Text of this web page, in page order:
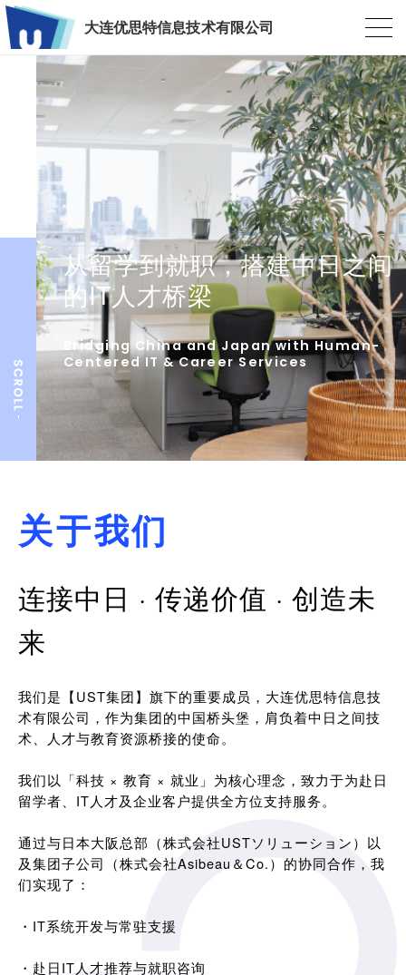
大连优思特信息技术有限公司
从留学到就职，搭建中日之间
的IT人才桥梁
Bridging China and Japan with Human-
Centered IT & Career Services
关于我们
连接中日 · 传递价值 · 创造未
来
我们是【UST集团】旗下的重要成员，大连优思特信息技
术有限公司，作为集团的中国桥头堡，肩负着中日之间技
术、人才与教育资源桥接的使命。
我们以「科技 × 教育 × 就业」为核心理念，致力于为赴日
留学者、IT人才及企业客户提供全方位支持服务。
通过与日本大阪总部（株式会社USTソリューション）以
及集团子公司（株式会社Asibeau＆Co.）的协同合作，我
们实现了：
・IT系统开发与常驻支援
・赴日IT人才推荐与就职咨询